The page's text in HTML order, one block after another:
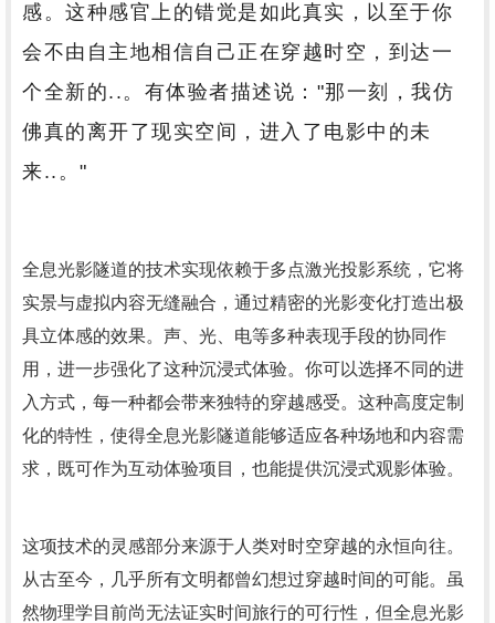
感。这种感官上的错觉是如此真实，以至于你
会不由自主地相信自己正在穿越时空，到达一
个全新的..。有体验者描述说："那一刻，我仿
佛真的离开了现实空间，进入了电影中的未
来..。"
全息光影隧道的技术实现依赖于多点激光投影系统，它将
实景与虚拟内容无缝融合，通过精密的光影变化打造出极
具立体感的效果。声、光、电等多种表现手段的协同作
用，进一步强化了这种沉浸式体验。你可以选择不同的进
入方式，每一种都会带来独特的穿越感受。这种高度定制
化的特性，使得全息光影隧道能够适应各种场地和内容需
求，既可作为互动体验项目，也能提供沉浸式观影体验。
这项技术的灵感部分来源于人类对时空穿越的永恒向往。
从古至今，几乎所有文明都曾幻想过穿越时间的可能。虽
然物理学目前尚无法证实时间旅行的可行性，但全息光影